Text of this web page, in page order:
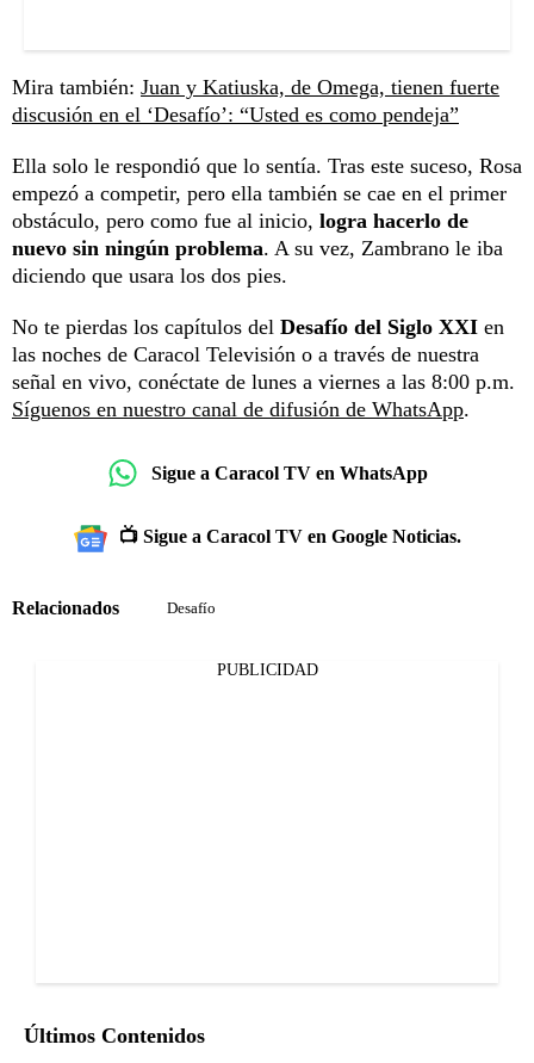
Mira también: Juan y Katiuska, de Omega, tienen fuerte
discusión en el ‘Desafío’: “Usted es como pendeja”
Ella solo le respondió que lo sentía. Tras este suceso, Rosa
empezó a competir, pero ella también se cae en el primer
obstáculo, pero como fue al inicio, logra hacerlo de
nuevo sin ningún problema. A su vez, Zambrano le iba
diciendo que usara los dos pies.
No te pierdas los capítulos del Desafío del Siglo XXI en
las noches de Caracol Televisión o a través de nuestra
señal en vivo, conéctate de lunes a viernes a las 8:00 p.m.
Síguenos en nuestro canal de difusión de WhatsApp.
Sigue a Caracol TV en WhatsApp
📺 Sigue a Caracol TV en Google Noticias.
Relacionados Desafío
PUBLICIDAD
Últimos Contenidos